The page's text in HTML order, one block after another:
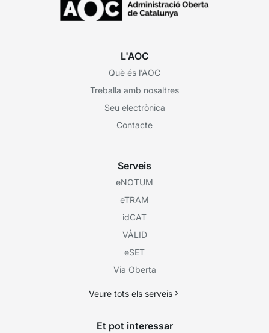
L'AOC
Què és l’AOC
Treballa amb nosaltres
Seu electrònica
Contacte
Serveis
eNOTUM
eTRAM
idCAT
VÀLID
eSET
Via Oberta
Veure tots els serveis
Et pot interessar